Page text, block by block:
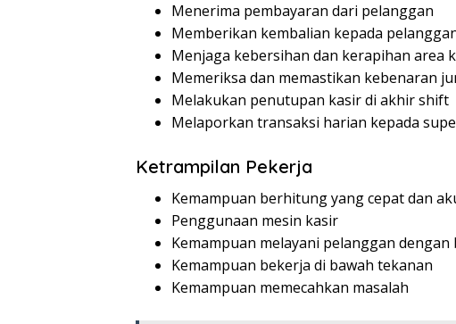
Menerima pembayaran dari pelanggan
Memberikan kembalian kepada
Menjaga kebersihan dan kerapihan area
Memeriksa dan memastikan kebenaran
Melakukan penutupan kasir di akhir shift
Melaporkan transaksi harian kepada
Ketrampilan Pekerja
Kemampuan berhitung yang cepat dan
Penggunaan mesin kasir
Kemampuan melayani pelanggan dengan
Kemampuan bekerja di bawah tekanan
Kemampuan memecahkan masalah